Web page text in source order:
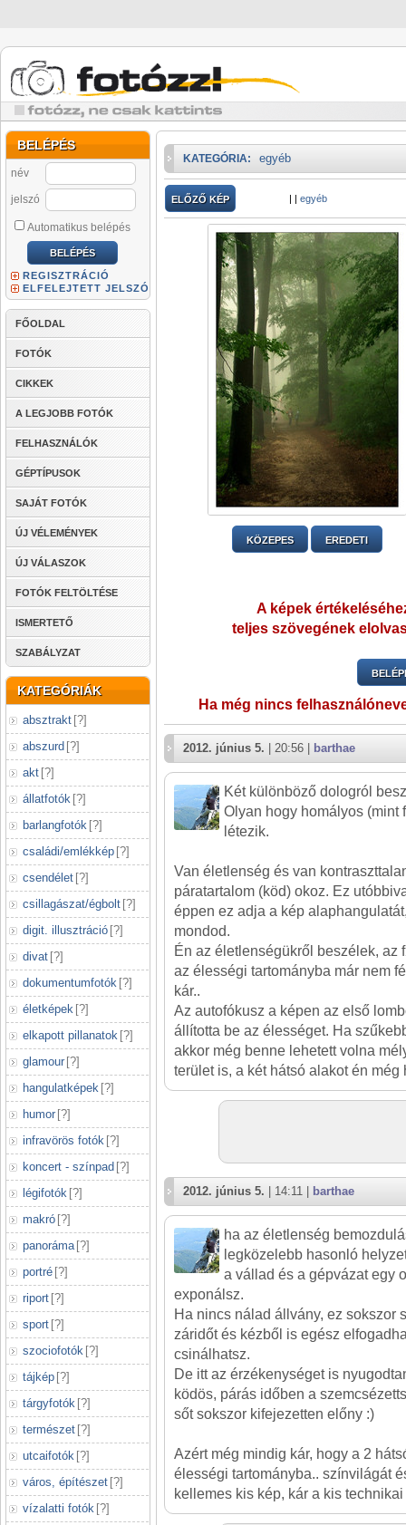
BELÉPÉS
név
jelszó
Automatikus belépés
REGISZTRÁCIÓ
ELFELEJTETT JELSZÓ
FŐOLDAL
FOTÓK
CIKKEK
A LEGJOBB FOTÓK
FELHASZNÁLÓK
GÉPTÍPUSOK
SAJÁT FOTÓK
ÚJ VÉLEMÉNYEK
ÚJ VÁLASZOK
FOTÓK FELTÖLTÉSE
ISMERTETŐ
SZABÁLYZAT
KATEGÓRIÁK
absztrakt [?]
abszurd [?]
akt [?]
állatfotók [?]
barlangfotók [?]
családi/emlékkép [?]
csendélet [?]
csillagászat/égbolt [?]
digit. illusztráció [?]
divat [?]
dokumentumfotók [?]
életképek [?]
elkapott pillanatok [?]
glamour [?]
hangulatképek [?]
humor [?]
infravörös fotók [?]
koncert - színpad [?]
légifotók [?]
makró [?]
panoráma [?]
portré [?]
riport [?]
sport [?]
szociofotók [?]
tájkép [?]
tárgyfotók [?]
természet [?]
utcaifotók [?]
város, építészet [?]
vízalatti fotók [?]
KATEGÓRIA: egyéb
ELŐZŐ KÉP | | egyéb
KÖZEPES EREDETI
A képek
teljes szövegének
Ha még nincs
2012. június 5. | 20:56 | barthae
Két különböző dologról
Olyan hogy homályos (mint
létezik.
Van életlenség és van
páratartalom (köd) okoz. Ez
éppen ez adja a kép
mondod.
Én az életlenségükről beszélek, az
az élességi tartományba már nem
kár..
Az autofókusz a képen az első
állította be az élességet. Ha
akkor még benne lehetett volna
terület is, a két hátsó alakot én
2012. június 5. | 14:11 | barthae
ha az életlenség
legközelebb hasonló
a vállad és a gépvázat egy
exponálsz.
Ha nincs nálad állvány, ez sokszor
záridőt és kézből is egész
csinálhatsz.
De itt az érzékenységet is
ködös, párás időben a
sőt sokszor kifejezetten előny :)
Azért még mindig kár, hogy a 2
élességi tartományba.. színvilágát
kellemes kis kép, kár a kis